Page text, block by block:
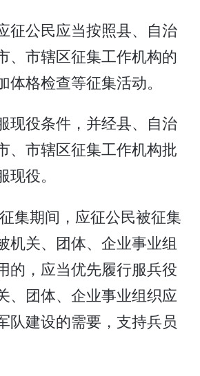
征公民应当按照县、自治
、市辖区征集工作机构的
体格检查等征集活动。
现役条件，并经县、自治
、市辖区征集工作机构批
役。
集期间，应征公民被征集
机关、团体、企业事业组
的，应当优先履行服兵役
、团体、企业事业组织应
队建设的需要，支持兵员